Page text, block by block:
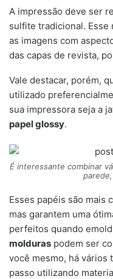
A impressão deve ser
sulfite tradicional.
as imagens com
das capas de revista,
Vale destacar, porém,
utilizado
sua impressora seja a
papel glossy.
É interessante combinar
Esses papéis são mais
mas garantem uma
perfeitos quando
molduras podem ser
você mesmo, há vários
passo utilizando